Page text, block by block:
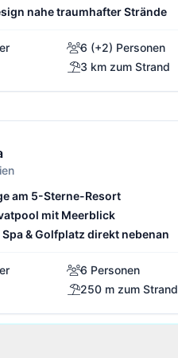
nahe traumhafter Strände
6 (+2) Personen
3 km zum Strand
am 5-Sterne-Resort
mit Meerblick
& Golfplatz direkt nebenan
6 Personen
250 m zum Strand